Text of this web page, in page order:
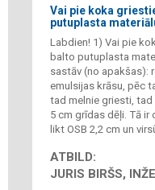
Vai pie koka
putuplasta
Labdien! 1) Vai pie
balto putuplasta
sastāv (no apakšas):
emulsijas krāsu, pēc
tad melnie griesti, tad
5 cm grīdas dēļi. Tā ir
likt OSB 2,2 cm un
ATBILD:
JURIS BIRŠS,